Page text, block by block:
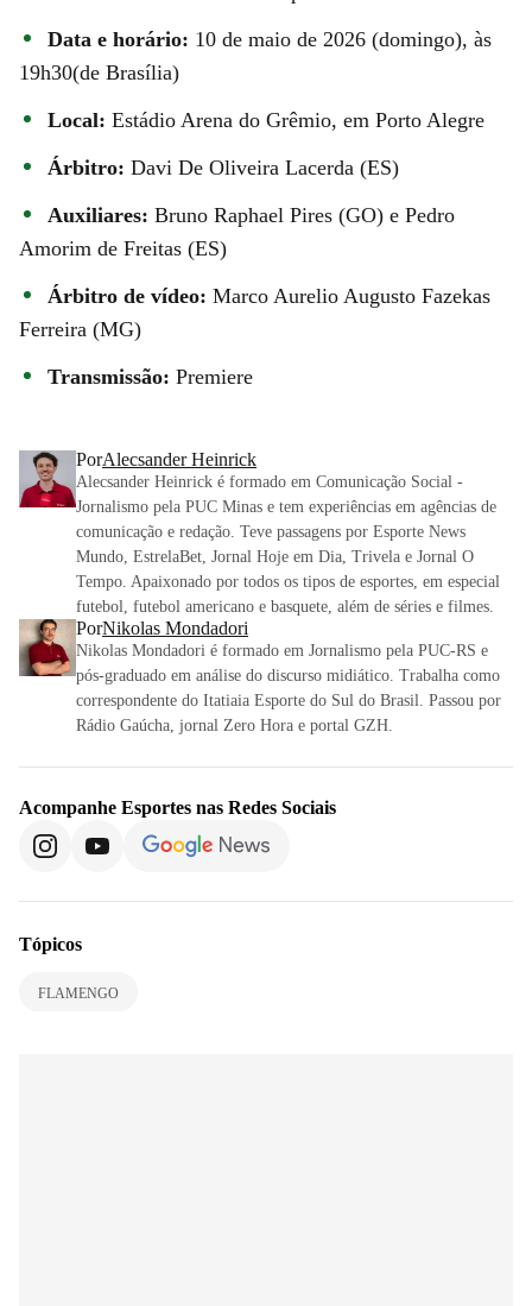
Data e horário: 10 de maio de 2026 (domingo), às
19h30(de Brasília)
Local: Estádio Arena do Grêmio, em Porto Alegre
Árbitro: Davi De Oliveira Lacerda (ES)
Auxiliares: Bruno Raphael Pires (GO) e Pedro
Amorim de Freitas (ES)
Árbitro de vídeo: Marco Aurelio Augusto Fazekas
Ferreira (MG)
Transmissão: Premiere
PorAlecsander Heinrick
Alecsander Heinrick é formado em Comunicação Social -
Jornalismo pela PUC Minas e tem experiências em agências de
comunicação e redação. Teve passagens por Esporte News
Mundo, EstrelaBet, Jornal Hoje em Dia, Trivela e Jornal O
Tempo. Apaixonado por todos os tipos de esportes, em especial
futebol, futebol americano e basquete, além de séries e filmes.
PorNikolas Mondadori
Nikolas Mondadori é formado em Jornalismo pela PUC-RS e
pós-graduado em análise do discurso midiático. Trabalha como
correspondente do Itatiaia Esporte do Sul do Brasil. Passou por
Rádio Gaúcha, jornal Zero Hora e portal GZH.
Acompanhe Esportes nas Redes Sociais
Tópicos
FLAMENGO